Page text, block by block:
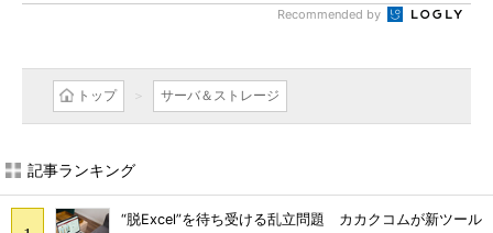
Recommended by
トップ サーバ＆ストレージ
記事ランキング
“脱Excel”を待ち受ける乱立問題 カカクコムが新ツール